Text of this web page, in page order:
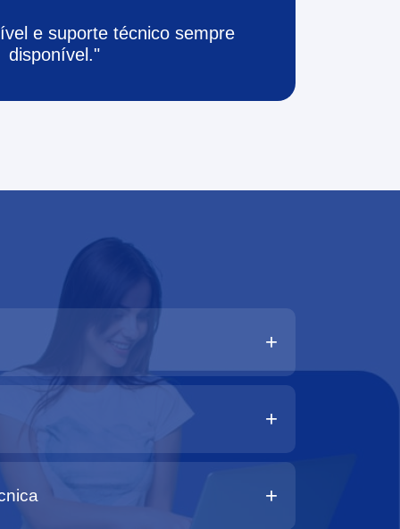
e suporte técnico sempre
disponível."
+
+
+